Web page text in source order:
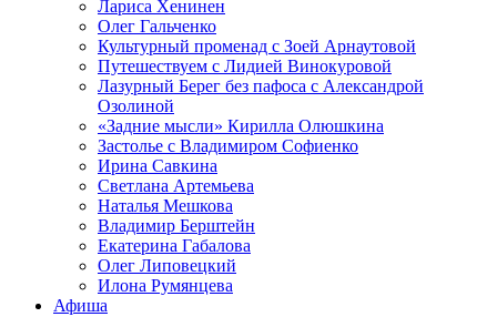
Лариса Хенинен
Олег Гальченко
Культурный променад с Зоей Арнаутовой
Путешествуем с Лидией Винокуровой
Лазурный Берег без пафоса с Александрой
Озолиной
«Задние мысли» Кирилла Олюшкина
Застолье с Владимиром Софиенко
Ирина Савкина
Светлана Артемьева
Наталья Мешкова
Владимир Берштейн
Екатерина Габалова
Олег Липовецкий
Илона Румянцева
Афиша